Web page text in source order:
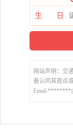
生 日
网站声明：交
着认同其观点